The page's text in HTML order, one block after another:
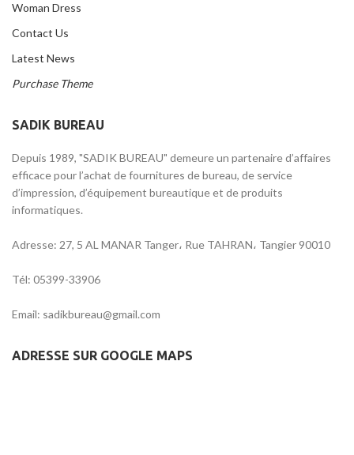
Woman Dress
Contact Us
Latest News
Purchase Theme
SADIK BUREAU
Depuis 1989, "SADIK BUREAU" demeure un partenaire d’affaires
efficace pour l’achat de fournitures de bureau, de service
d’impression, d’équipement bureautique et de produits
informatiques.
Adresse: 27, 5 AL MANAR Tanger، Rue TAHRAN، Tangier 90010
Tél: 05399-33906
Email: sadikbureau@gmail.com
ADRESSE SUR GOOGLE MAPS